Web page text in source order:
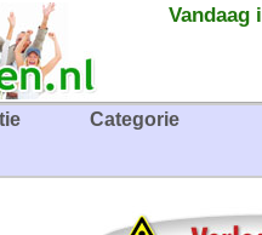
Vandaag
Categorie